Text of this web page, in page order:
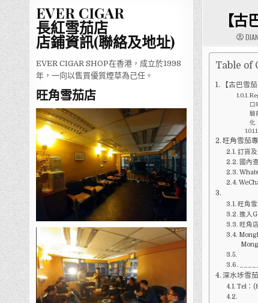
EVER CIGAR
長紅雪茄店
店鋪資訊(聯絡及地址)
EVER CIGAR SHOP在香港，成立於1998
年，一向以售買優質煙草為己任。
旺角雪茄店
【古
Table of
【古巴雪
口
驗
化
旺角雪茄
訂貨
國內
旺角
進入
旺角
深水埗雪
Tel：